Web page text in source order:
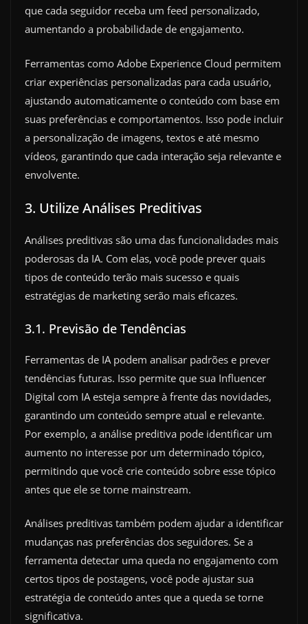
que cada seguidor receba um feed personalizado,
aumentando a probabilidade de engajamento.
Ferramentas como Adobe Experience Cloud permitem
criar experiências personalizadas para cada usuário,
ajustando automaticamente o conteúdo com base em
suas preferências e comportamentos. Isso pode incluir
a personalização de imagens, textos e até mesmo
vídeos, garantindo que cada interação seja relevante e
envolvente.
3. Utilize Análises Preditivas
Análises preditivas são uma das funcionalidades mais
poderosas da IA. Com elas, você pode prever quais
tipos de conteúdo terão mais sucesso e quais
estratégias de marketing serão mais eficazes.
3.1. Previsão de Tendências
Ferramentas de IA podem analisar padrões e prever
tendências futuras. Isso permite que sua Influencer
Digital com IA esteja sempre à frente das novidades,
garantindo um conteúdo sempre atual e relevante.
Por exemplo, a análise preditiva pode identificar um
aumento no interesse por um determinado tópico,
permitindo que você crie conteúdo sobre esse tópico
antes que ele se torne mainstream.
Análises preditivas também podem ajudar a identificar
mudanças nas preferências dos seguidores. Se a
ferramenta detectar uma queda no engajamento com
certos tipos de postagens, você pode ajustar sua
estratégia de conteúdo antes que a queda se torne
significativa.